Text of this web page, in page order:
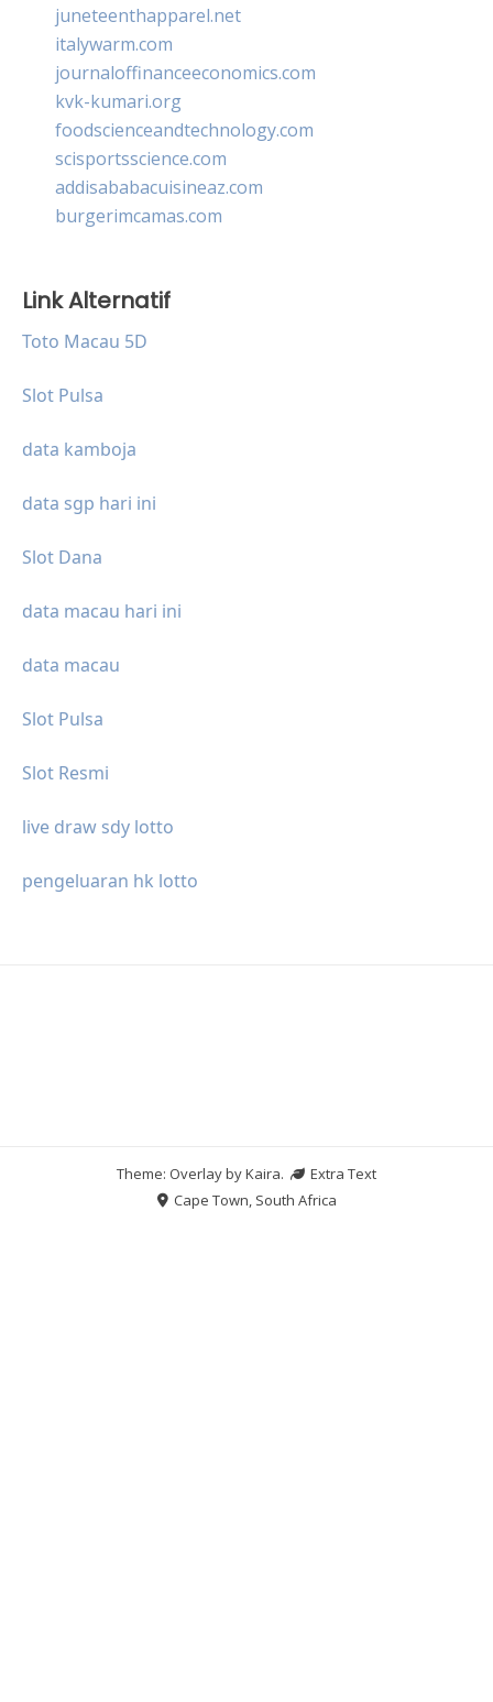
juneteenthapparel.net
italywarm.com
journaloffinanceeconomics.com
kvk-kumari.org
foodscienceandtechnology.com
scisportsscience.com
addisababacuisineaz.com
burgerimcamas.com
Link Alternatif
Toto Macau 5D
Slot Pulsa
data kamboja
data sgp hari ini
Slot Dana
data macau hari ini
data macau
Slot Pulsa
Slot Resmi
live draw sdy lotto
pengeluaran hk lotto
Theme: Overlay byKaira.
Extra Text
Cape Town, South Africa